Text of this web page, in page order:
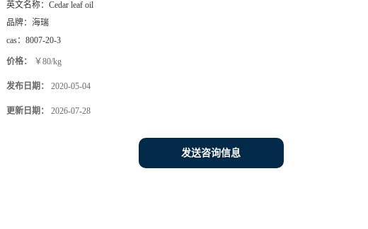
英文名称： Cedar leaf oil
品牌： 海瑞
cas： 8007-20-3
价格： ￥80/kg
发布日期： 2020-05-04
更新日期： 2026-07-28
发送咨询信息